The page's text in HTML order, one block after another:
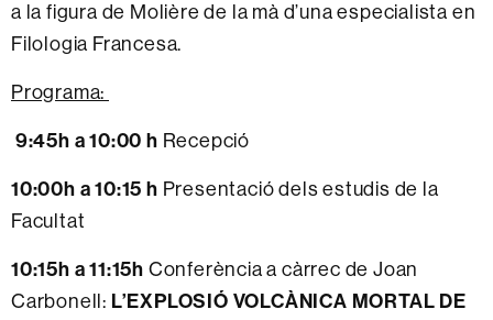
a la figura de Molière de la mà d’una especialista en
Filologia Francesa.
Programa:
9:45h a 10:00 h Recepció
10:00h a 10:15 h Presentació dels estudis de la
Facultat
10:15h a 11:15h Conferència a càrrec de Joan
Carbonell: L’EXPLOSIÓ VOLCÀNICA MORTAL DE